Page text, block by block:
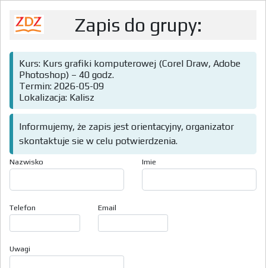
Zapis do grupy:
Kurs: Kurs grafiki komputerowej (Corel Draw, Adobe
Photoshop) – 40 godz.
Termin: 2026-05-09
Lokalizacja: Kalisz
Informujemy, że zapis jest orientacyjny, organizator
skontaktuje sie w celu potwierdzenia.
Nazwisko Imie
Telefon Email
Uwagi